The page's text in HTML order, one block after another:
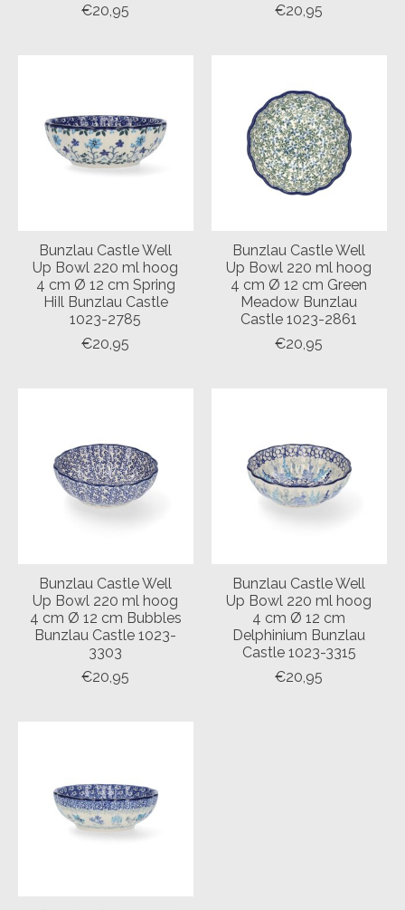
€20,95
€20,95
Bunzlau Castle Well
Up Bowl 220 ml hoog
4 cm Ø 12 cm Spring
HiIl Bunzlau Castle
1023-2785
€20,95
Bunzlau Castle Well
Up Bowl 220 ml hoog
4 cm Ø 12 cm Green
Meadow Bunzlau
Castle 1023-2861
€20,95
Bunzlau Castle Well
Up Bowl 220 ml hoog
4 cm Ø 12 cm Bubbles
Bunzlau Castle 1023-
3303
€20,95
Bunzlau Castle Well
Up Bowl 220 ml hoog
4 cm Ø 12 cm
Delphinium Bunzlau
Castle 1023-3315
€20,95